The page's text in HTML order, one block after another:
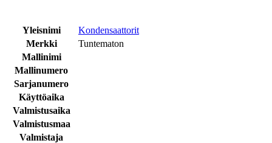
Yleisnimi
Kondensaattorit
Merkki
Tuntematon
Mallinimi
Mallinumero
Sarjanumero
Käyttöaika
Valmistusaika
Valmistusmaa
Valmistaja